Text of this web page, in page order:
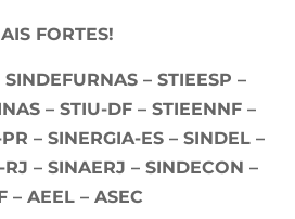
FORTES!
– STIEESP –
– STIU-DF – STIEENNF –
– SINERGIA-ES – SINDEL –
– SINAERJ – SINDECON –
– AEEL – ASEC